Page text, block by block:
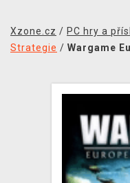
MERCHANDISE
PRODEJNY
Xzone.cz / PC hry a
Strategie / Wargame